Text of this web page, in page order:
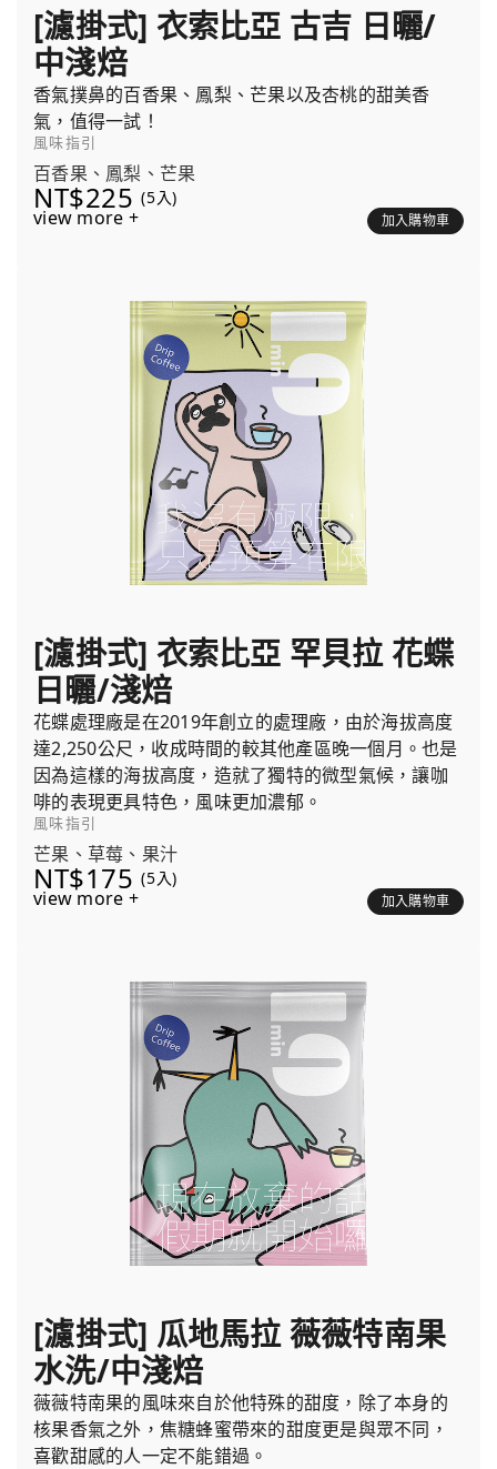
[濾掛式] 衣索比亞 古吉 日曬/
中淺焙
香氣撲鼻的百香果、鳳梨、芒果以及杏桃的甜美香
氣，值得一試！
風味指引
百香果、鳳梨、芒果
NT$225 (5入)
view more + 加入購物車
[濾掛式] 衣索比亞 罕貝拉 花蝶
日曬/淺焙
花蝶處理廠是在2019年創立的處理廠，由於海拔高度
達2,250公尺，收成時間的較其他產區晚一個月。也是
因為這樣的海拔高度，造就了獨特的微型氣候，讓咖
啡的表現更具特色，風味更加濃郁。
風味指引
芒果、草莓、果汁
NT$175 (5入)
view more + 加入購物車
[濾掛式] 瓜地馬拉 薇薇特南果
水洗/中淺焙
薇薇特南果的風味來自於他特殊的甜度，除了本身的
核果香氣之外，焦糖蜂蜜帶來的甜度更是與眾不同，
喜歡甜感的人一定不能錯過。